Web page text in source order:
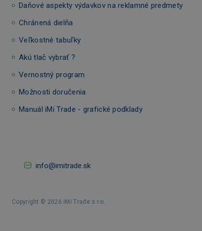
Daňové aspekty výdavkov na reklamné predmety
Chránená dielňa
Veľkostné tabuľky
Akú tlač vybrať ?
Vernostný program
Možnosti doručenia
Manuál iMi Trade - grafické podklady
info@imitrade.sk
Copyright © 2026 iMi Trade s.r.o.